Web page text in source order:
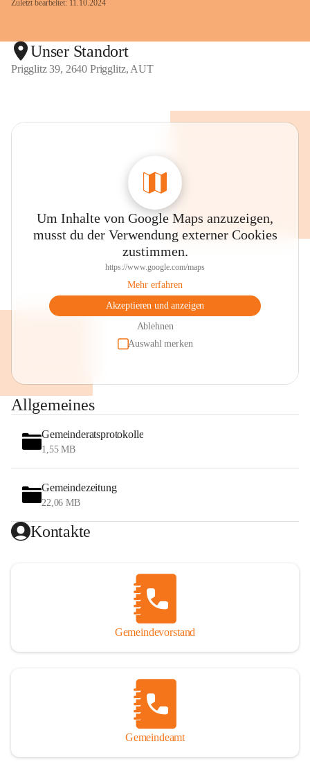
Zuletzt bearbeitet: 11.10.2024
Unser Standort
Prigglitz 39, 2640 Prigglitz, AUT
Um Inhalte von Google Maps anzuzeigen,
musst du der Verwendung externer Cookies
zustimmen.
https://www.google.com/maps
Mehr erfahren
Akzeptieren und anzeigen
Ablehnen
Auswahl merken
Allgemeines
Gemeinderatsprotokolle
1,55 MB
Gemeindezeitung
22,06 MB
Kontakte
Gemeindevorstand
Gemeindeamt